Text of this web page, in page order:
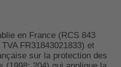
en France (RCS 843
FR31843021833) et
sur la protection des